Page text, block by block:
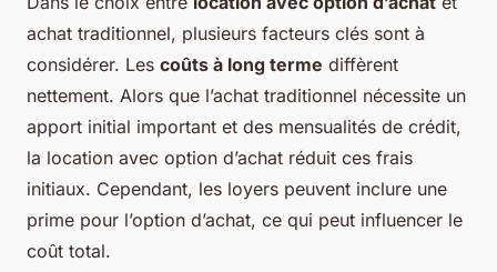
achat traditionnel, plusieurs facteurs clés sont à
considérer. Les coûts à long terme diffèrent
nettement. Alors que l’achat traditionnel nécessite un
apport initial important et des mensualités de crédit,
la location avec option d’achat réduit ces frais
initiaux. Cependant, les loyers peuvent inclure une
prime pour l’option d’achat, ce qui peut influencer le
coût total.